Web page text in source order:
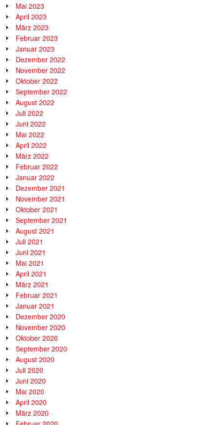
Mai 2023
April 2023
März 2023
Februar 2023
Januar 2023
Dezember 2022
November 2022
Oktober 2022
September 2022
August 2022
Juli 2022
Juni 2022
Mai 2022
April 2022
März 2022
Februar 2022
Januar 2022
Dezember 2021
November 2021
Oktober 2021
September 2021
August 2021
Juli 2021
Juni 2021
Mai 2021
April 2021
März 2021
Februar 2021
Januar 2021
Dezember 2020
November 2020
Oktober 2020
September 2020
August 2020
Juli 2020
Juni 2020
Mai 2020
April 2020
März 2020